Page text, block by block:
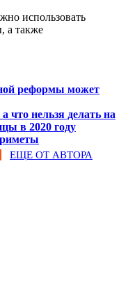
использовать
а также
реформы может
что нельзя делать на
в 2020 году
ЕЩЕ ОТ АВТОРА